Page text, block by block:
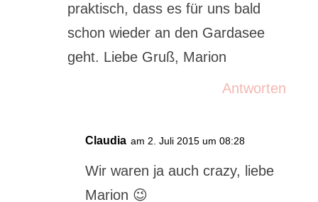
praktisch, dass es für uns bald
schon wieder an den Gardasee
geht. Liebe Gruß, Marion
Antworten
Claudia am 2. Juli 2015 um 08:28
Wir waren ja auch crazy, liebe
Marion 😉